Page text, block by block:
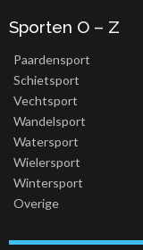
Sporten O – Z
Paardensport
Schietsport
Vechtsport
Wandelsport
Watersport
Wielersport
Wintersport
Overige